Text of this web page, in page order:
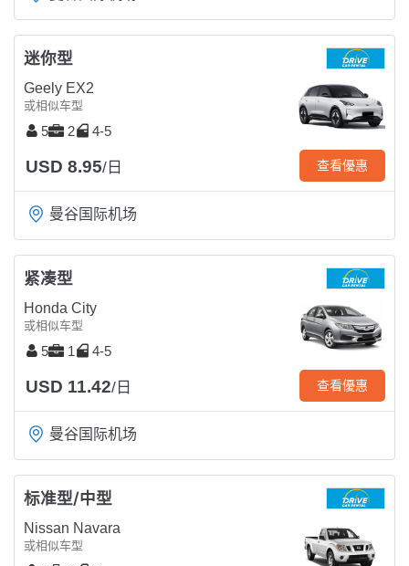
迷你型
Geely EX2
或相似车型
5 2 4-5
USD 8.95/日 查看優惠
曼谷国际机场
紧凑型
Honda City
或相似车型
5 1 4-5
USD 11.42/日 查看優惠
曼谷国际机场
标准型/中型
Nissan Navara
或相似车型